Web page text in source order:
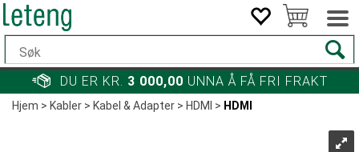
DU ER KR. 3 000,00 UNNA Å FÅ FRI FRAKT
Hjem>Kabler>Kabel & Adapter>HDMI > HDMI